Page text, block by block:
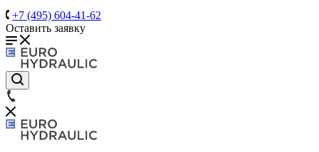
+7 (495) 604-41-62
Оставить заявку